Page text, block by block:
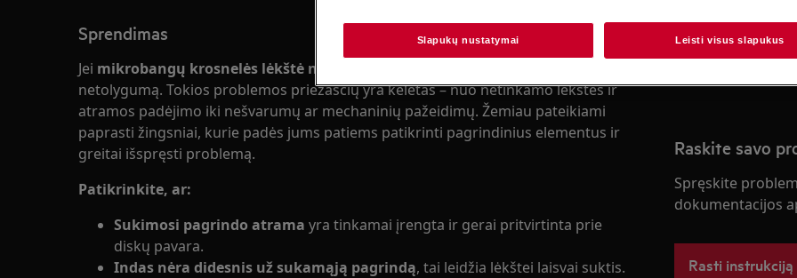
Sprendimas
Jei mikrobangų krosnelės lėkštė nesisuka
netolygumą. Tokios problemos priežasčių yra keletas – nuo netinkamo lėkštės ir
atramos padėjimo iki nešvarumų ar mechaninių pažeidimų. Žemiau pateikiami
paprasti žingsniai, kurie padės jums patiems patikrinti pagrindinius elementus ir
greitai išspręsti problemą.
Patikrinkite, ar:
Sukimosi pagrindo atrama yra tinkamai įrengta ir gerai pritvirtinta prie
diskų pavara.
Indas nėra didesnis už sukamąją pagrindą, tai leidžia lėkštei laisvai suktis.
Užsisakykite
Raskite savo
Spręskite
dokumentacijos
Rasti instrukciją
Slapukų nustatymai Leisti visus slapukus